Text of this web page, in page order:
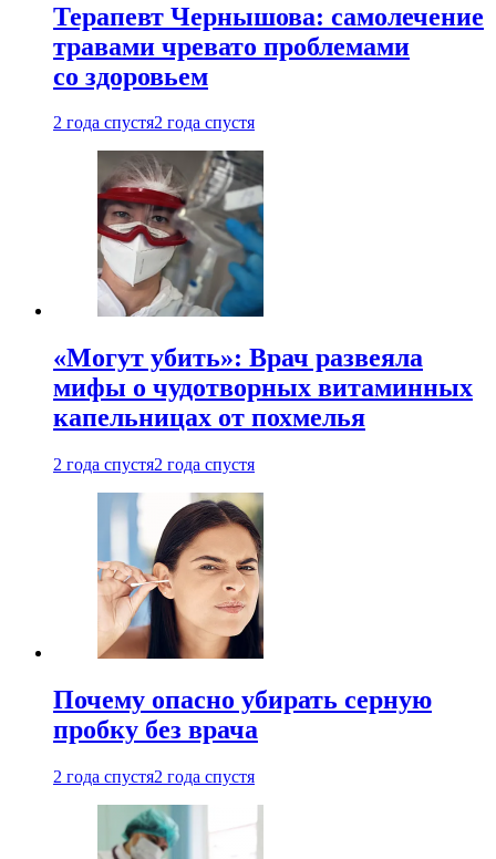
Терапевт Чернышова: самолечение
травами чревато проблемами
со здоровьем
2 года спустя2 года спустя
«Могут убить»: Врач развеяла
мифы о чудотворных витаминных
капельницах от похмелья
2 года спустя2 года спустя
Почему опасно убирать серную
пробку без врача
2 года спустя2 года спустя